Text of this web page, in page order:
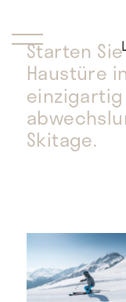
Starten
Haustüre
einzigartig
Skitage.